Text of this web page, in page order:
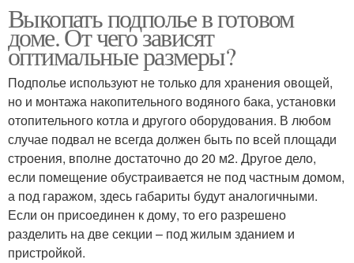
Выкопать подполье в готовом
доме. От чего зависят
оптимальные размеры?
Подполье используют не только для хранения овощей,
но и монтажа накопительного водяного бака, установки
отопительного котла и другого оборудования. В любом
случае подвал не всегда должен быть по всей площади
строения, вполне достаточно до 20 м2. Другое дело,
если помещение обустраивается не под частным домом,
а под гаражом, здесь габариты будут аналогичными.
Если он присоединен к дому, то его разрешено
разделить на две секции – под жилым зданием и
пристройкой.